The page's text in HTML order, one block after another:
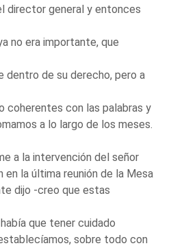
director general y entonces
no era importante, que
de su derecho, pero a
coherentes con las palabras y
a lo largo de los meses.
a la intervención del señor
en la última reunión de la Mesa
dijo -creo que estas
que tener cuidado
sobre todo con